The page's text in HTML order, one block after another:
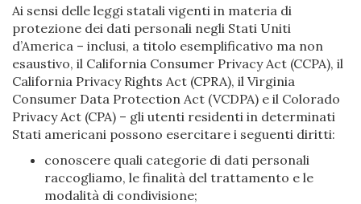
Ai sensi delle leggi statali vigenti in materia di
protezione dei dati personali negli Stati Uniti
d’America – inclusi, a titolo esemplificativo ma non
esaustivo, il California Consumer Privacy Act (CCPA), il
California Privacy Rights Act (CPRA), il Virginia
Consumer Data Protection Act (VCDPA) e il Colorado
Privacy Act (CPA) – gli utenti residenti in determinati
Stati americani possono esercitare i seguenti diritti:
conoscere quali categorie di dati personali
raccogliamo, le finalità del trattamento e le
modalità di condivisione;